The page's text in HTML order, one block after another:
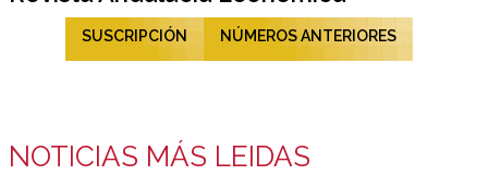
SUSCRIPCIÓN NÚMEROS ANTERIORES
NOTICIAS MÁS LEIDAS